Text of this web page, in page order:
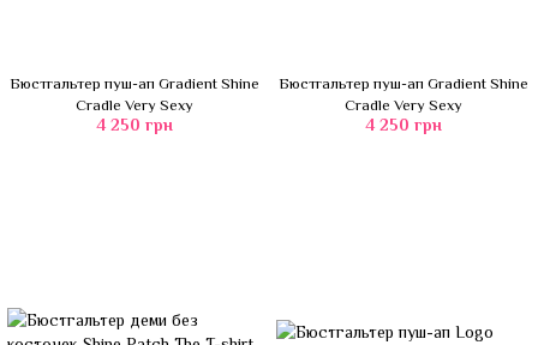
Бюстгальтер пуш-ап Gradient Shine
Cradle Very Sexy
4 250 грн
Бюстгальтер пуш-ап Gradient Shine
Cradle Very Sexy
4 250 грн